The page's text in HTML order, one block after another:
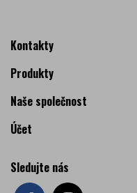
Kontakty
Produkty
Naše společnost
Účet
Sledujte nás